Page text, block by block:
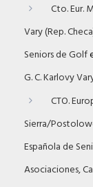
Cto. Eur.
Vary (Rep.
Seniors de Golf
G. C. Karlovy
CTO.
Sierra/
Española de
Asociaciones,